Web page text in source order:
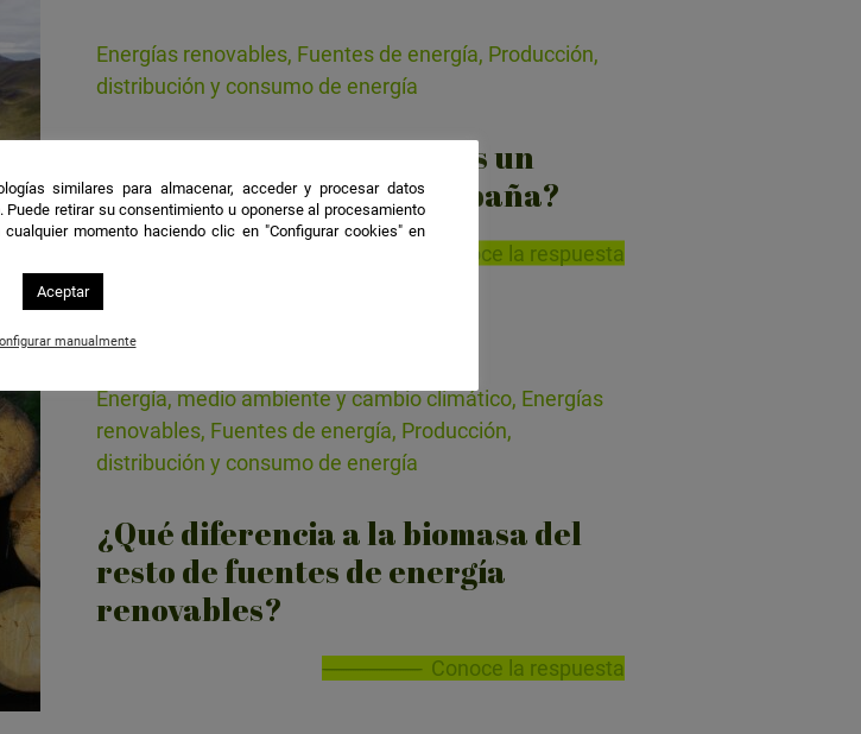
Energías renovables, Fuentes de energía, Producción,
distribución y consumo de energía
¿La energía geotérmica es un
recurso energético en España?
Conoce la respuesta
Energía, medio ambiente y cambio climático, Energías
renovables, Fuentes de energía, Producción,
distribución y consumo de energía
¿Qué diferencia a la biomasa del
resto de fuentes de energía
renovables?
Conoce la respuesta
similares para almacenar, acceder y procesar datos
retirar su consentimiento u oponerse al procesamiento
momento haciendo clic en "Configurar cookies" en
Aceptar
manualmente